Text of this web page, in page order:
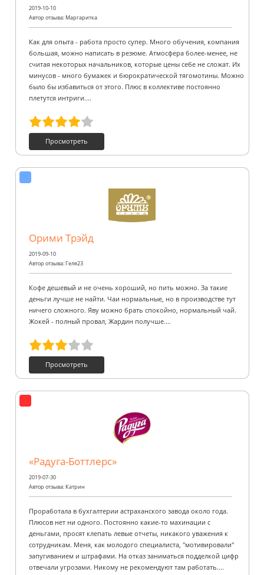
2019-10-10
Автор отзыва: Маргаритка
Как для опыта - работа просто супер. Много обучения, компания
большая, можно написать в резюме. Атмосфера более-менее, не
считая некоторых начальников, которые цены себе не сложат. Их
минусов - много бумажек и бюрократической тягомотины. Можно
было бы избавиться от этого. Плюс в коллективе постоянно
плетутся интриги....
Просмотреть
Орими Трэйд
2019-09-10
Автор отзыва: Геля23
Кофе дешевый и не очень хороший, но пить можно. За такие
деньги лучше не найти. Чаи нормальные, но в производстве тут
ничего сложного. Яву можно брать спокойно, нормальный чай.
Жокей - полный провал, Жардин получше....
Просмотреть
«Радуга-Боттлерс»
2019-07-30
Автор отзыва: Катрин
Проработала в бухгалтерии астраханского завода около года.
Плюсов нет ни одного. Постоянно какие-то махинации с
деньгами, просят клепать левые отчеты, никакого уважения к
сотрудникам. Меня, как молодого специалиста, "мотивировали"
запугиванием и штрафами. На отказ заниматься подделкой цифр
отвечали угрозами. Никому не рекомендуют там работать....